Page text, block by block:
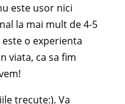
este usor nici
la mai mult de 4-5
o experienta
viata, ca sa fim
trecute:). Va